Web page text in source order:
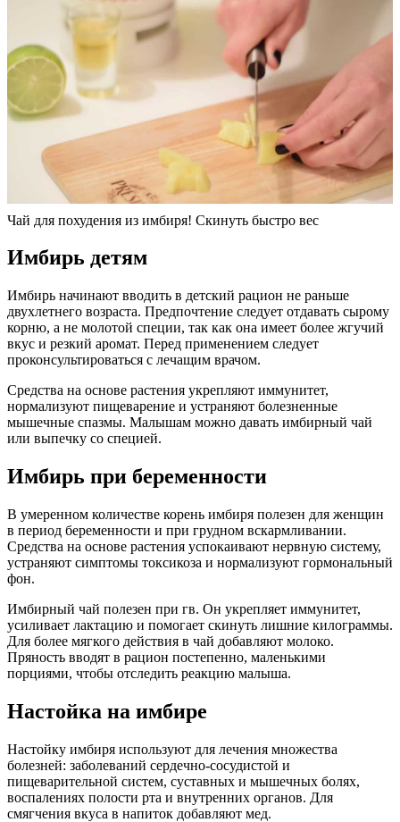
Чай для похудения из имбиря! Скинуть быстро вес
Имбирь детям
Имбирь начинают вводить в детский рацион не раньше
двухлетнего возраста. Предпочтение следует отдавать сырому
корню, а не молотой специи, так как она имеет более жгучий
вкус и резкий аромат. Перед применением следует
проконсультироваться с лечащим врачом.
Средства на основе растения укрепляют иммунитет,
нормализуют пищеварение и устраняют болезненные
мышечные спазмы. Малышам можно давать имбирный чай
или выпечку со специей.
Имбирь при беременности
В умеренном количестве корень имбиря полезен для женщин
в период беременности и при грудном вскармливании.
Средства на основе растения успокаивают нервную систему,
устраняют симптомы токсикоза и нормализуют гормональный
фон.
Имбирный чай полезен при гв. Он укрепляет иммунитет,
усиливает лактацию и помогает скинуть лишние килограммы.
Для более мягкого действия в чай добавляют молоко.
Пряность вводят в рацион постепенно, маленькими
порциями, чтобы отследить реакцию малыша.
Настойка на имбире
Настойку имбиря используют для лечения множества
болезней: заболеваний сердечно-сосудистой и
пищеварительной систем, суставных и мышечных болях,
воспалениях полости рта и внутренних органов. Для
смягчения вкуса в напиток добавляют мед.